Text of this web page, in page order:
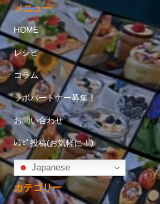
メニュー
HOME
レシピ
コラム
ラボパートナー募集！
お問い合わせ
ﾚｼﾋﾟ投稿(お気軽に！)
Japanese
カテゴリー